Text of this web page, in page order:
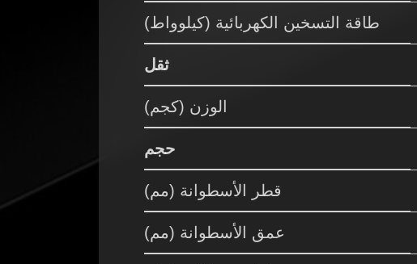
طاقة التسخين الكهربائية (كيلوواط)
ثقل
الوزن (كجم)
حجم
قطر الأسطوانة (مم)
عمق الأسطوانة (مم)